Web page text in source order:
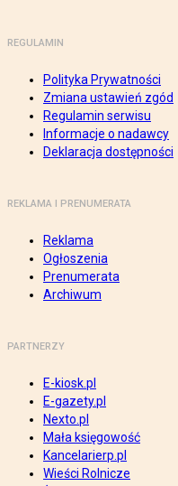
REGULAMIN
Polityka Prywatności
Zmiana ustawień zgód
Regulamin serwisu
Informacje o nadawcy
Deklaracja dostępności
REKLAMA I PRENUMERATA
Reklama
Ogłoszenia
Prenumerata
Archiwum
PARTNERZY
E-kiosk.pl
E-gazety.pl
Nexto.pl
Mała księgowość
Kancelarierp.pl
Wieści Rolnicze